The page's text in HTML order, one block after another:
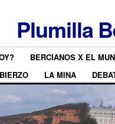
Plumilla
BERCIANOS X EL
LA MINA